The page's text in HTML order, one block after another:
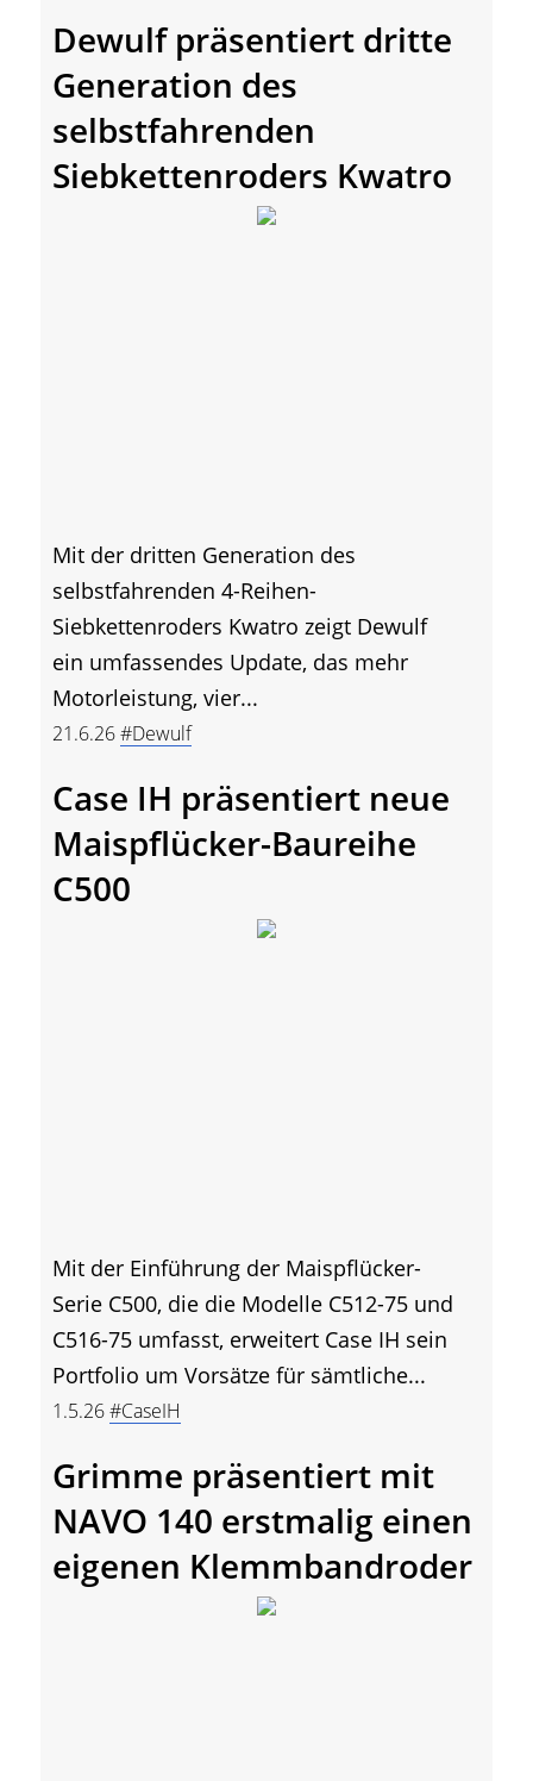
Dewulf präsentiert dritte
Generation des
selbstfahrenden
Siebkettenroders Kwatro
Mit der dritten Generation des
selbstfahrenden 4-Reihen-
Siebkettenroders Kwatro zeigt Dewulf
ein umfassendes Update, das mehr
Motorleistung, vier...
21.6.26#Dewulf
Case IH präsentiert neue
Maispflücker-Baureihe
C500
Mit der Einführung der Maispflücker-
Serie C500, die die Modelle C512-75 und
C516-75 umfasst, erweitert Case IH sein
Portfolio um Vorsätze für sämtliche...
1.5.26#CaseIH
Grimme präsentiert mit
NAVO 140 erstmalig einen
eigenen Klemmbandroder